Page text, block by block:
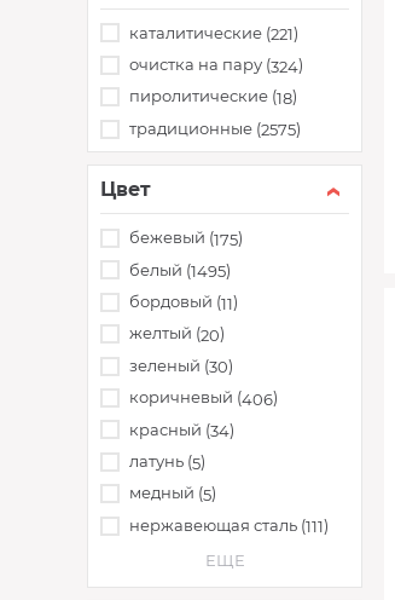
каталитические (221)
очистка на пару (324)
пиролитические (18)
традиционные (2575)
Цвет
бежевый (175)
белый (1495)
бордовый (11)
желтый (20)
зеленый (30)
коричневый (406)
красный (34)
латунь (5)
медный (5)
нержавеющая сталь (111)
ЕЩЕ